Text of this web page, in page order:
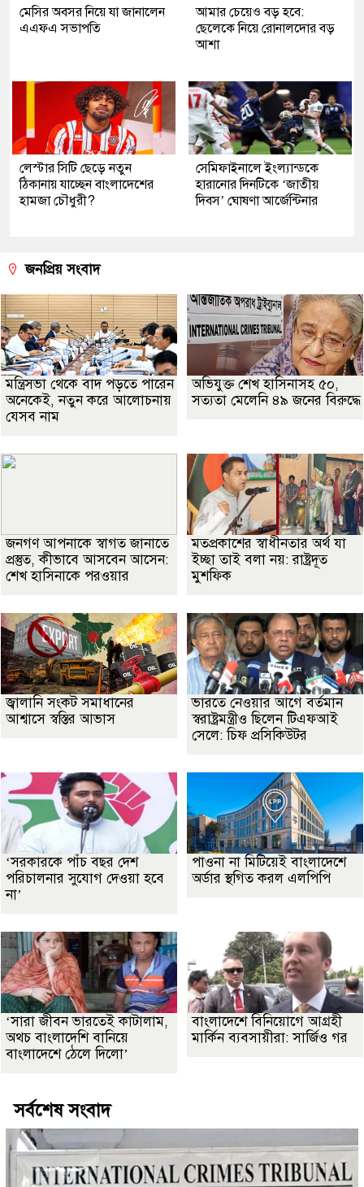
মেসির অবসর নিয়ে যা জানালেন
এএফএ সভাপতি
আমার চেয়েও বড় হবে:
ছেলেকে নিয়ে রোনালদোর বড়
আশা
লেস্টার সিটি ছেড়ে নতুন
ঠিকানায় যাচ্ছেন বাংলাদেশের
হামজা চৌধুরী?
সেমিফাইনালে ইংল্যান্ডকে
হারানোর দিনটিকে ‘জাতীয়
দিবস’ ঘোষণা আর্জেন্টিনার
জনপ্রিয় সংবাদ
মন্ত্রিসভা থেকে বাদ পড়তে পারেন
অনেকেই, নতুন করে আলোচনায়
যেসব নাম
অভিযুক্ত শেখ হাসিনাসহ ৫০,
সত্যতা মেলেনি ৪৯ জনের বিরুদ্ধে
জনগণ আপনাকে স্বাগত জানাতে
প্রস্তুত, কীভাবে আসবেন আসেন:
শেখ হাসিনাকে পরওয়ার
মতপ্রকাশের স্বাধীনতার অর্থ যা
ইচ্ছা তাই বলা নয়: রাষ্ট্রদূত
মুশফিক
জ্বালানি সংকট সমাধানের
আশ্বাসে স্বস্তির আভাস
ভারতে নেওয়ার আগে বর্তমান
স্বরাষ্ট্রমন্ত্রীও ছিলেন টিএফআই
সেলে: চিফ প্রসিকিউটর
‘সরকারকে পাঁচ বছর দেশ
পরিচালনার সুযোগ দেওয়া হবে
না’
পাওনা না মিটিয়েই বাংলাদেশে
অর্ডার স্থগিত করল এলপিপি
‘সারা জীবন ভারতেই কাটালাম,
অথচ বাংলাদেশি বানিয়ে
বাংলাদেশে ঠেলে দিলো’
বাংলাদেশে বিনিয়োগে আগ্রহী
মার্কিন ব্যবসায়ীরা: সার্জিও গর
সর্বশেষ সংবাদ